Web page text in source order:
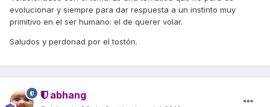
evolucionar y siempre para dar respuesta a un instinto muy
primitivo en el ser humano: el de querer volar.
Saludos y perdonad por el tostón.
abhang